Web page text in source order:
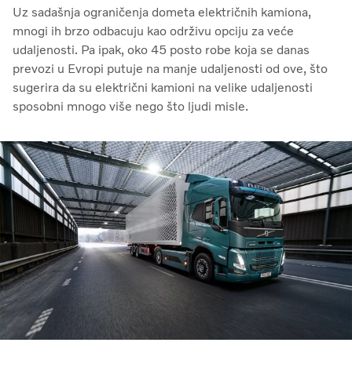
Uz sadašnja ograničenja dometa električnih kamiona,
mnogi ih brzo odbacuju kao održivu opciju za veće
udaljenosti. Pa ipak, oko 45 posto robe koja se danas
prevozi u Evropi putuje na manje udaljenosti od ove, što
sugerira da su električni kamioni na velike udaljenosti
sposobni mnogo više nego što ljudi misle.